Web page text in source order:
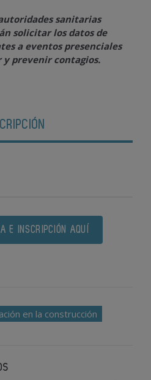
sanitarias
solicitar los datos de
a eventos presenciales
prevenir contagios.
E INSCRIPCIÓN AQUÍ
en la construcción